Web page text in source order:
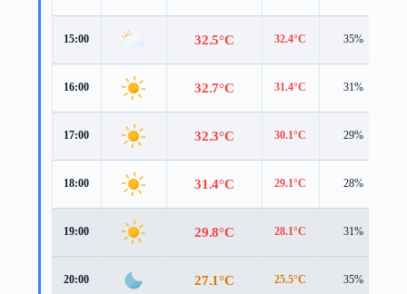
15:00 32.5°C 32.4°C 35%
16:00 32.7°C 31.4°C 31%
17:00 32.3°C 30.1°C 29%
18:00 31.4°C 29.1°C 28%
19:00 29.8°C 28.1°C 31%
20:00 27.1°C 25.5°C 35%